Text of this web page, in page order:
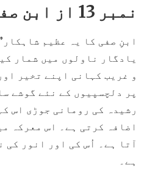
نمبر 13 از ابن صفی
ابنِ صفی کا یہ عظیم
یادگار ناولوں میں شمار
و غریب کہانی اپنے تخیر
پر دلچسپیوں کے نئے گوشے
رشیدہ کی رومانی جوڑی اس
اضافہ کرتی ہے۔ اس معرکہ
آتا ہے۔ اُس کی اور انور کی
ہے۔